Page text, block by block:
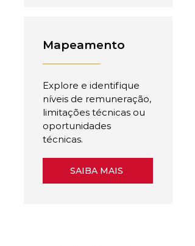
Mapeamento
Explore e identifique
níveis de remuneração,
limitações técnicas ou
oportunidades
técnicas.
SAIBA MAIS